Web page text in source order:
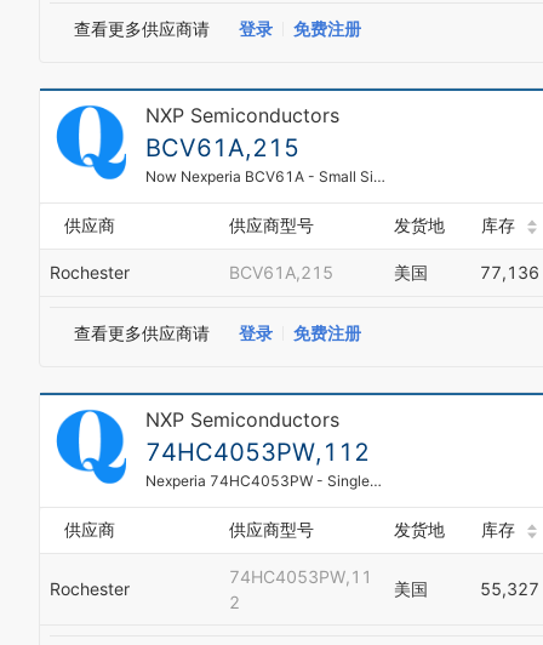
查看更多供应商请 登录 免费注册
NXP Semiconductors
BCV61A,215
Now Nexperia BCV61A - Small Signal Bipolar Transistor, 0.1A, 30V, 2-Element, NPN, SOT4
供应商 供应商型号 发货地 库存
Rochester BCV61A,215 美国 77,136
查看更多供应商请 登录 免费注册
NXP Semiconductors
74HC4053PW,112
Nexperia 74HC4053PW - Single-Ended Multiplexer, 3 Func, 1 Channel, CMOS, TSSOP16
供应商 供应商型号 发货地 库存
Rochester
74HC4053PW,11
2
美国 55,327